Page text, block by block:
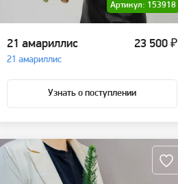
Артикул: 153918
21 амариллис
21 амариллис
23 500 ₽
Узнать о поступлении